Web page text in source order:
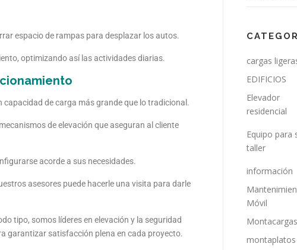
espacio de rampas para desplazar los autos.
optimizando así las actividades diarias.
de carga más grande que lo tradicional.
de elevación que aseguran al cliente
acorde a sus necesidades.
asesores puede hacerle una visita para darle
tipo, somos líderes en elevación y la seguridad
garantizar satisfacción plena en cada proyecto.
cargas
EDIFICIOS
Elevador
residencial
Equipo para
taller
información
Móvil
Montacargas
montaplatos